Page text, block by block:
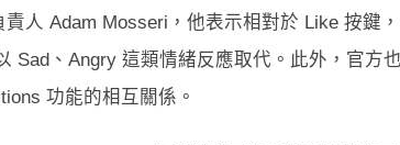
人 Adam Mosseri，他表示相對於 Like 按鍵
Sad、Angry 這類情緒反應取代。此外，官方
功能的相互關係。